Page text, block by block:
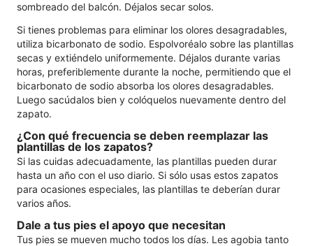
sombreado del balcón. Déjalos secar solos.
Si tienes problemas para eliminar los olores desagradables,
utiliza bicarbonato de sodio. Espolvoréalo sobre las plantillas
secas y extiéndelo uniformemente. Déjalos durante varias
horas, preferiblemente durante la noche, permitiendo que el
bicarbonato de sodio absorba los olores desagradables.
Luego sacúdalos bien y colóquelos nuevamente dentro del
zapato.
¿Con qué frecuencia se deben reemplazar las
plantillas de los zapatos?
Si las cuidas adecuadamente, las plantillas pueden durar
hasta un año con el uso diario. Si sólo usas estos zapatos
para ocasiones especiales, las plantillas te deberían durar
varios años.
Dale a tus pies el apoyo que necesitan
Tus pies se mueven mucho todos los días. Les agobia tanto